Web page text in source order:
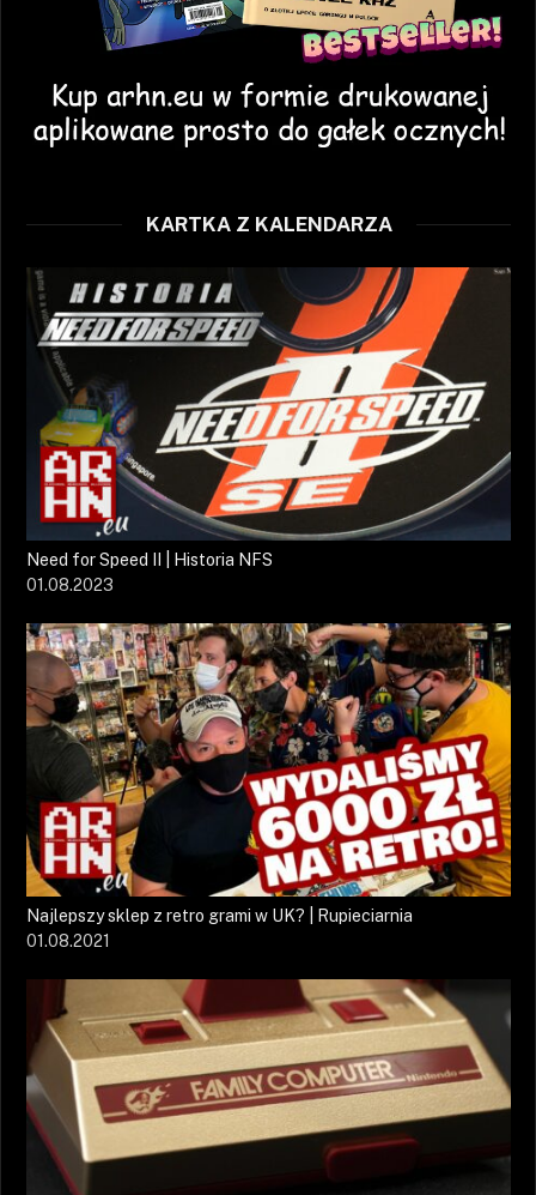
KARTKA Z KALENDARZA
Need for Speed II | Historia NFS
01.08.2023
Najlepszy sklep z retro grami w UK? | Rupieciarnia
01.08.2021